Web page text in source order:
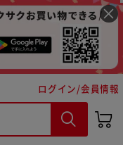
ログイン/会員情報